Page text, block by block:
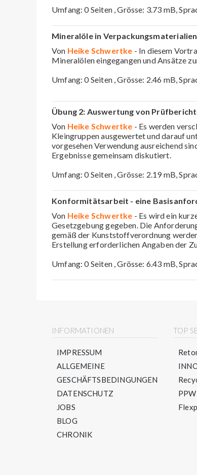
Umfang: 0 Seiten , Grösse: 3.73 mB,
Mineralöle in Verpackungsmaterialien
Von Heike Schwertke - In diesem
Mineralölen eingegangen und Ansätze
Umfang: 0 Seiten , Grösse: 2.46 mB,
Übung 2: Auswertung von
Von Heike Schwertke - Es werden
Kleingruppen ausgewertet und darauf
vorgesehen Verwendung ausreichend
Ergebnisse gemeinsam diskutiert.
Umfang: 0 Seiten , Grösse: 2.19 mB,
Konformitätsarbeit - eine
Von Heike Schwertke - Es wird ein
Gesetzgebung gegeben. Die
gemäß der Kunststoffverordnung
Erstellung erforderlichen Angaben der
Umfang: 0 Seiten , Grösse: 6.43 mB,
INFORMATIONEN
IMPRESSUM
ALLGEMEINE
GESCHÄFTSBEDINGUNGEN
DATENSCHUTZ
JOBS
BLOG
CHRONIK
TOP